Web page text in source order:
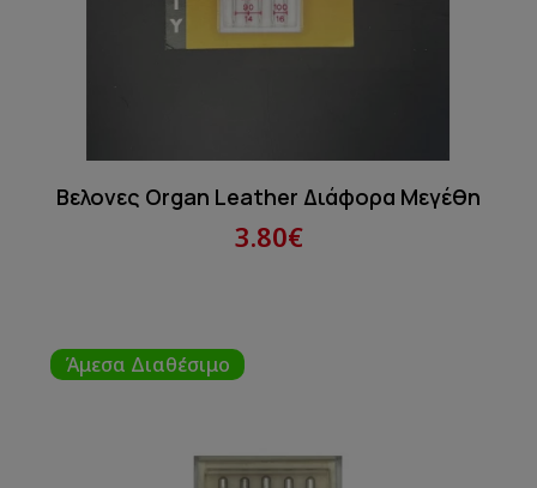
Βελονες Organ Leather Διάφορα Μεγέθη
3.80€
Άμεσα Διαθέσιμο